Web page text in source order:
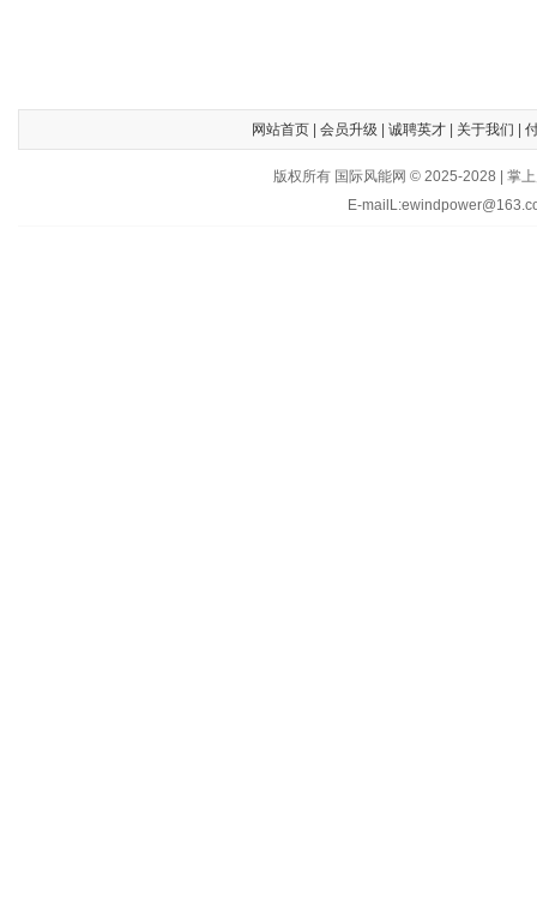
网站首页| 会员升级 诚聘英才| 关于我们
版权所有 国际风能网 © 2025-2028 | 掌
E-